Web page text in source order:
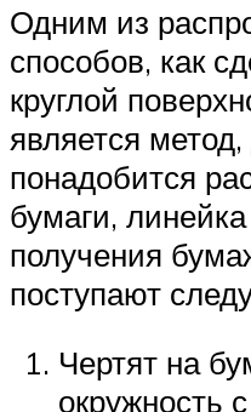
Одним из
способов, как
круглой
является метод,
понадобится
бумаги,
получения
поступают
Чертят на
окружность